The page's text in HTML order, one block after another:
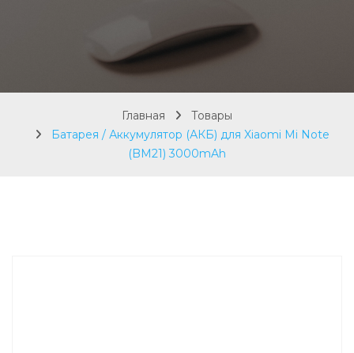
Главная
Товары
Батарея / Аккумулятор (АКБ) для Xiaomi Mi Note
(BM21) 3000mAh